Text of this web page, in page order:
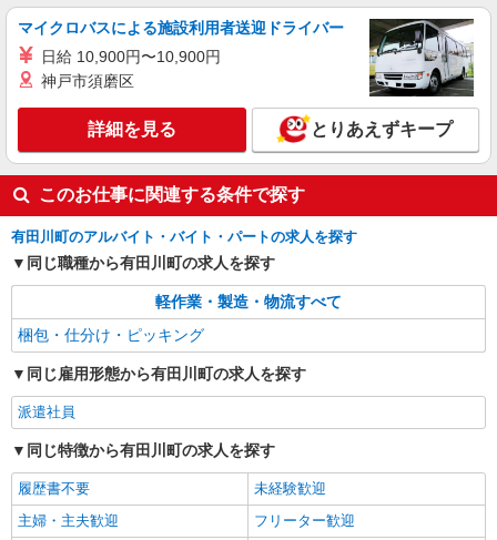
マイクロバスによる施設利用者送迎ドライバー
日給 10,900円〜10,900円
神戸市須磨区
詳細を見る とりあえずキープ
このお仕事に関連する条件で探す
有田川町のアルバイト・バイト・パートの求人を探す
同じ職種から有田川町の求人を探す
軽作業・製造・物流すべて
梱包・仕分け・ピッキング
同じ雇用形態から有田川町の求人を探す
派遣社員
同じ特徴から有田川町の求人を探す
履歴書不要
未経験歓迎
主婦・主夫歓迎
フリーター歓迎